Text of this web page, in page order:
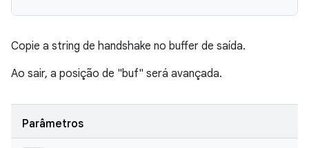
Copie a string de handshake no buffer de saída.
Ao sair, a posição de "buf" será avançada.
Parâmetros